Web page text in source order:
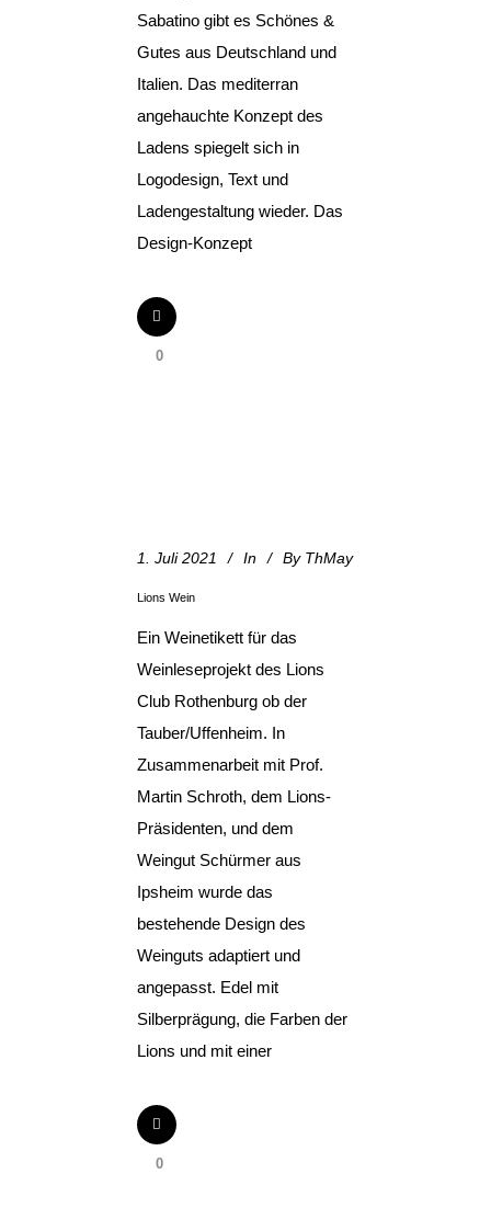
Sabatino gibt es Schönes &
Gutes aus Deutschland und
Italien. Das mediterran
angehauchte Konzept des
Ladens spiegelt sich in
Logodesign, Text und
Ladengestaltung wieder. Das
Design-Konzept
0
1. Juli 2021 In By ThMay
Lions Wein
Ein Weinetikett für das
Weinleseprojekt des Lions
Club Rothenburg ob der
Tauber/Uffenheim. In
Zusammenarbeit mit Prof.
Martin Schroth, dem Lions-
Präsidenten, und dem
Weingut Schürmer aus
Ipsheim wurde das
bestehende Design des
Weinguts adaptiert und
angepasst. Edel mit
Silberprägung, die Farben der
Lions und mit einer
0